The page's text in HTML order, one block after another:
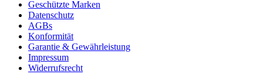
Geschützte Marken
Datenschutz
AGBs
Konformität
Garantie & Gewährleistung
Impressum
Widerrufsrecht